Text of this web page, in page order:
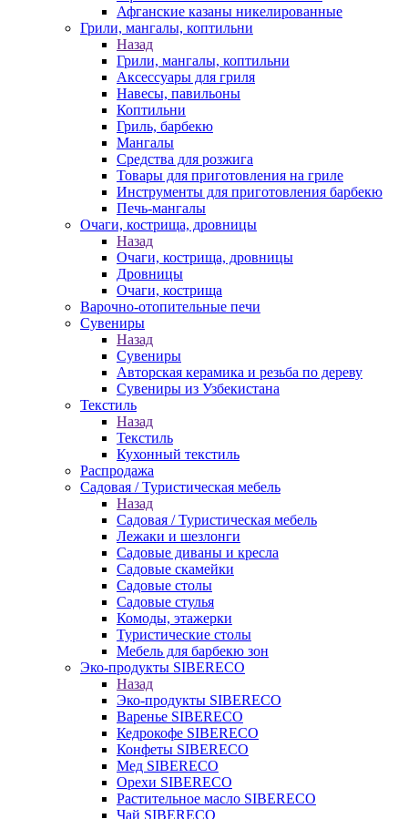
Афганские казаны никелированные
Грили, мангалы, коптильни
Назад
Грили, мангалы, коптильни
Аксессуары для гриля
Навесы, павильоны
Коптильни
Гриль, барбекю
Мангалы
Средства для розжига
Товары для приготовления на гриле
Инструменты для приготовления барбекю
Печь-мангалы
Очаги, кострища, дровницы
Назад
Очаги, кострища, дровницы
Дровницы
Очаги, кострища
Варочно-отопительные печи
Сувениры
Назад
Сувениры
Авторская керамика и резьба по дереву
Сувениры из Узбекистана
Текстиль
Назад
Текстиль
Кухонный текстиль
Распродажа
Садовая / Туристическая мебель
Назад
Садовая / Туристическая мебель
Лежаки и шезлонги
Садовые диваны и кресла
Садовые скамейки
Садовые столы
Садовые стулья
Комоды, этажерки
Туристические столы
Мебель для барбекю зон
Эко-продукты SIBERECO
Назад
Эко-продукты SIBERECO
Варенье SIBERECO
Кедрокофе SIBERECO
Конфеты SIBERECO
Мед SIBERECO
Орехи SIBERECO
Растительное масло SIBERECO
Чай SIBERECO